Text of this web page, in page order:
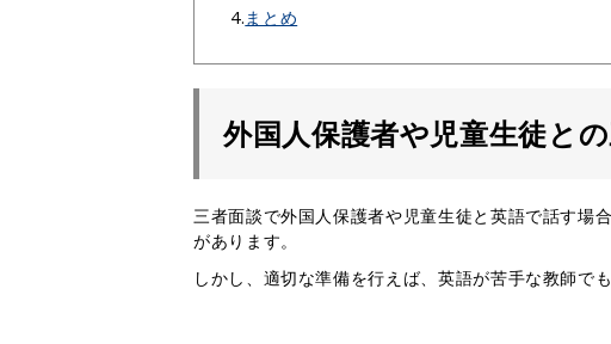
4. まとめ
外国人保護者や児童生徒と
三者面談で外国人保護者や児童生徒と英語で話す場
があります。
しかし、適切な準備を行えば、英語が苦手な教師で